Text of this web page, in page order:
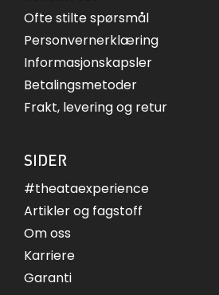
Ofte stilte spørsmål
Personvernerklæring
Informasjonskapsler
Betalingsmetoder
Frakt, levering og retur
SIDER
#theataexperience
Artikler og fagstoff
Om oss
Karriere
Garanti